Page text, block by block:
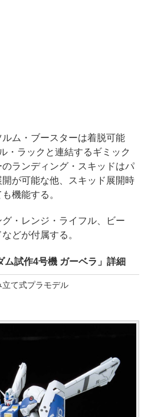
ム・ブースターは着脱可能
・ラックと連結するギミック
ランディング・スキッドはパ
が可能な他、スキッド展開時
機能する。
・レンジ・ライフル、ビー
どが付属する。
ム試作4号機 ガーベラ」詳細
て式プラモデル